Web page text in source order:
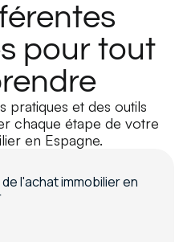
pour tout
pratiques et des outils
chaque étape de votre
en Espagne.